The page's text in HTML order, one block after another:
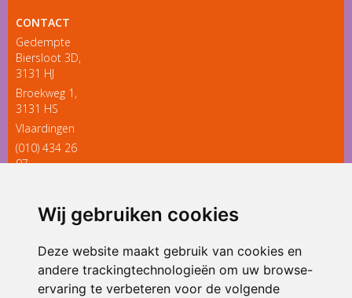
Wij gebruiken cookies
Deze website maakt gebruik van cookies en
andere trackingtechnologieën om uw browse-
ervaring te verbeteren voor de volgende
CONTACT
Gedempte
Biersloot 3D,
3131 HJ
Broekweg 1,
3131 HS
Vlaardingen
(010) 434 26
97
ONDERDEEL VAN